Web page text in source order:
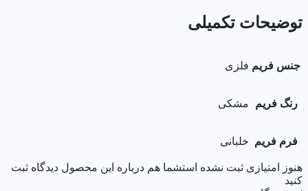
توضیحات تکمیلی
جنس فریم فلزی
رنگ فریم مشکی
فرم فریم خلبانی
هنوز امتیازی ثبت نشده استشما هم درباره این محصول دیدگاه ثبت
کنید